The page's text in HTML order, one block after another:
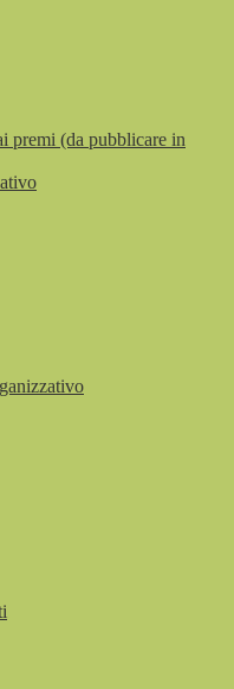
premi (da pubblicare in